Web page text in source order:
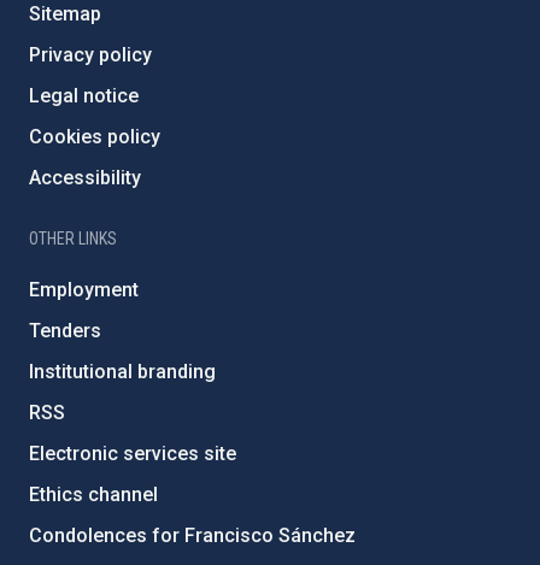
Sitemap
Privacy policy
Legal notice
Cookies policy
Accessibility
OTHER LINKS
Employment
Tenders
Institutional branding
RSS
Electronic services site
Ethics channel
Condolences for Francisco Sánchez